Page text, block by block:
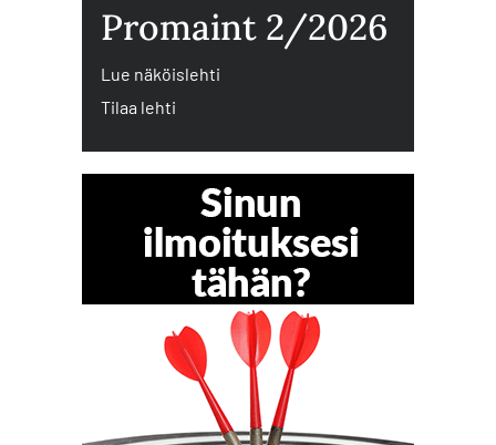
Promaint 2/2026
Lue näköislehti
Tilaa lehti